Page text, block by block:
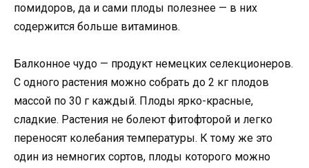
помидоров, да и сами плоды полезнее — в них
содержится больше витаминов.
Балконное чудо — продукт немецких селекционеров.
С одного растения можно собрать до 2 кг плодов
массой по 30 г каждый. Плоды ярко-красные,
сладкие. Растения не болеют фитофторой и легко
переносят колебания температуры. К тому же это
один из немногих сортов, плоды которого можно